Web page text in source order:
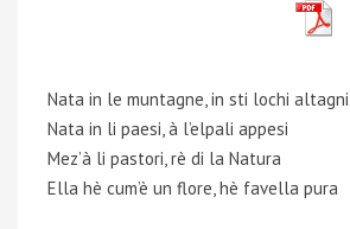
Nata in le muntagne, in sti lochi altagni
Nata in li paesi, à l’elpali appesi
Mez’à li pastori, rè di la Natura
Ella hè cum’è un flore, hè favella pura